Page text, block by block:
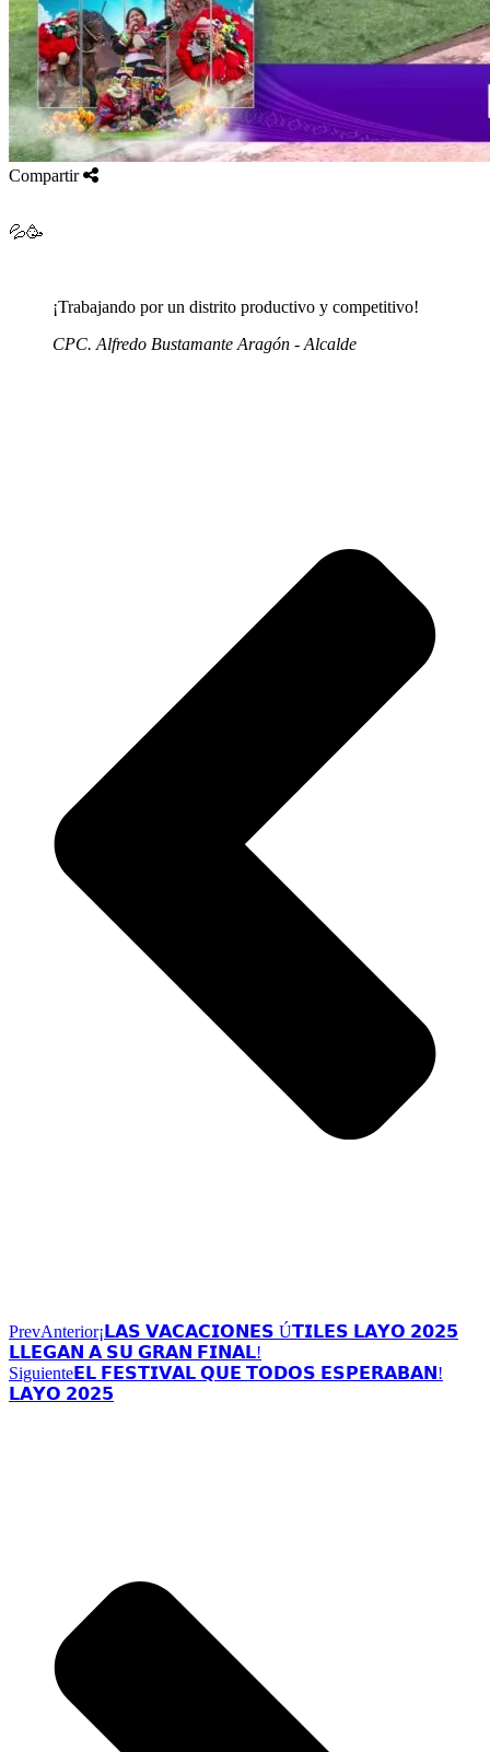
Compartir
💦🥳
¡Trabajando por un distrito productivo y competitivo!
CPC. Alfredo Bustamante Aragón - Alcalde
PrevAnterior¡𝗟𝗔𝗦 𝗩𝗔𝗖𝗔𝗖𝗜𝗢𝗡𝗘𝗦 Ú𝗧𝗜𝗟𝗘𝗦 𝗟𝗔𝗬𝗢 𝟮𝟬𝟮𝟱
𝗟𝗟𝗘𝗚𝗔𝗡 𝗔 𝗦𝗨 𝗚𝗥𝗔𝗡 𝗙𝗜𝗡𝗔𝗟!
Siguiente 𝗘𝗟 𝗙𝗘𝗦𝗧𝗜𝗩𝗔𝗟 𝗤𝗨𝗘 𝗧𝗢𝗗𝗢𝗦 𝗘𝗦𝗣𝗘𝗥𝗔𝗕𝗔𝗡!
𝗟𝗔𝗬𝗢 𝟮𝟬𝟮𝟱